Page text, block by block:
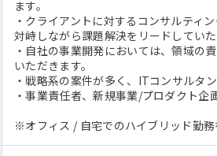
ます。
・クライアントに対するコンサルティ
対峙しながら課題解決をリードしていた
・自社の事業開発においては、領域の
いただきます。
・戦略系の案件が多く、ITコンサルタ
・事業責任者、新規事業/プロダクト企
※オフィス / 自宅でのハイブリッド勤務